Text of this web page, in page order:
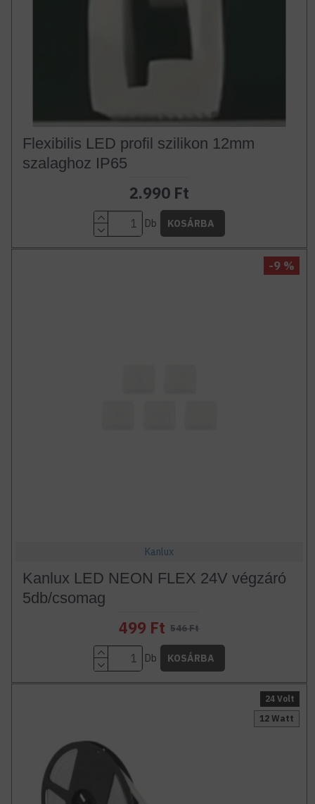
Flexibilis LED profil szilikon 12mm
szalaghoz IP65
2.990 Ft
Db KOSÁRBA
-9 %
Kanlux
Kanlux LED NEON FLEX 24V végzáró
5db/csomag
499 Ft 546 Ft
Db KOSÁRBA
12 Watt
24 Volt